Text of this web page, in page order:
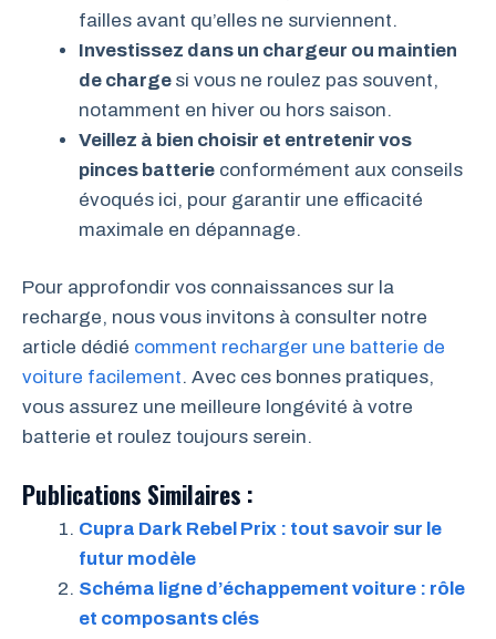
failles avant qu’elles ne surviennent.
Investissez dans un chargeur ou maintien
de charge si vous ne roulez pas souvent,
notamment en hiver ou hors saison.
Veillez à bien choisir et entretenir vos
pinces batterie conformément aux conseils
évoqués ici, pour garantir une efficacité
maximale en dépannage.
Pour approfondir vos connaissances sur la
recharge, nous vous invitons à consulter notre
article dédié comment recharger une batterie de
voiture facilement. Avec ces bonnes pratiques,
vous assurez une meilleure longévité à votre
batterie et roulez toujours serein.
Publications Similaires :
Cupra Dark Rebel Prix : tout savoir sur le
futur modèle
Schéma ligne d’échappement voiture : rôle
et composants clés